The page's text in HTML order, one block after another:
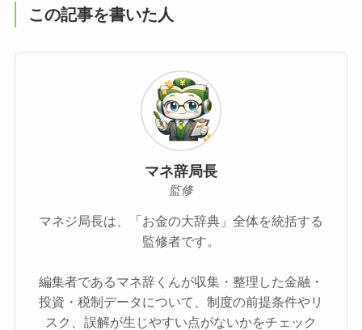
この記事を書いた人
マネ辞局長
監修
マネジ局長は、「お金の大辞典」全体を統括する
監修者です。
編集者であるマネ辞くんが収集・整理した金融・
投資・税制データについて、制度の前提条件やリ
スク、誤解が生じやすい点がないかをチェック